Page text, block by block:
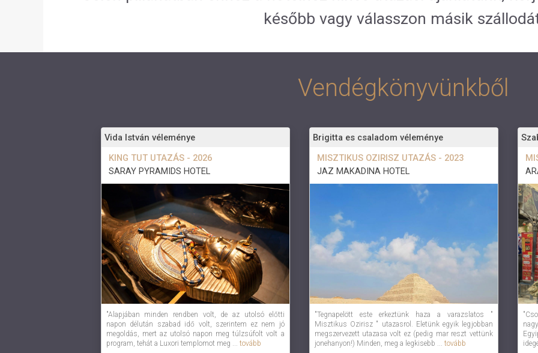
később vagy válasszon másik
Vendégkönyvünkből
Vida István véleménye
KING TUT UTAZÁS - 2026
SARAY PYRAMIDS HOTEL
"Alapjában minden rendben volt, de az utolsó előtti
napon délután szabad idő volt, szerintem ez nem jó
megoldás, mert az utolsó napon meg túlzsúfolt volt a
program, tehát a Luxori templomot meg ... tovább
Brigitta es csaladom véleménye
MISZTIKUS OZIRISZ UTAZÁS - 2023
JAZ MAKADINA HOTEL
"Tegnapelött este erkeztünk haza a varazslatos "
Misztikus Ozirisz " utazasrol. Eletünk egyik legjobban
megszervezett utazasa volt ez (pedig mar reszt vettünk
jonehanyon!) Minden, meg a legkisebb ... tovább